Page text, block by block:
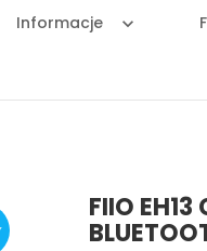
Informacje keyboard_arrow_down
FIIO